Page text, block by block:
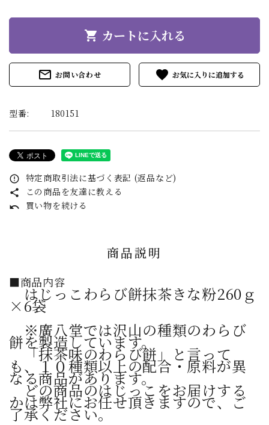
shopping_cart カートに入れる
mail_outline お問い合わせ favorite
型番: 180151
error_outline 特定商取引法に基づく表記 (返品など)
share この商品を友達に教える
undo 買い物を続ける
商品説明
■商品内容
はじっこわらび餅抹茶きな粉260ｇ
×6袋
※廣八堂では沢山の種類のわらび
餅を製造しています。
「抹茶味のわらび餅」と言って
も、１０種類以上の配合・原料が異
なる商品があります。
どの商品のはじっこをお届けする
かは弊社にお任せ頂きますので、ご
了承ください。